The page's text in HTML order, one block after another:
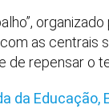
as centrais
repensar o
da